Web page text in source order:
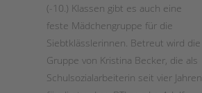
(-10.) Klassen gibt es auch eine
feste Mädchengruppe für die
Siebtklässlerinnen. Betreut wird die
Gruppe von Kristina Becker, die als
Schulsozialarbeiterin seit vier Jahren